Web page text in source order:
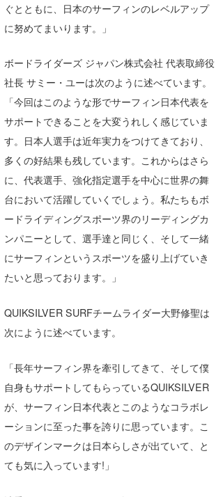
ぐとともに、日本のサーフィンのレベルアップ
に努めてまいります。」
ボードライダーズ ジャパン株式会社 代表取締役
社長 サミー・ユーは次のように述べています。
「今回はこのような形でサーフィン日本代表を
サポートできることを大変うれしく感じていま
す。日本人選手は近年実力をつけてきており、
多くの好結果も残しています。これからはさら
に、代表選手、強化指定選手を中心に世界の舞
台において活躍していくでしょう。私たちもボ
ードライディングスポーツ界のリーディングカ
ンパニーとして、選手達と同じく、そして一緒
にサーフィンというスポーツを盛り上げていき
たいと思っております。」
QUIKSILVER SURFチームライダー大野修聖は
次にように述べています。
「長年サーフィン界を牽引してきて、そして僕
自身もサポートしてもらっているQUIKSILVER
が、サーフィン日本代表とこのようなコラボレ
ーションに至った事を誇りに思っています。こ
のデザインマークは日本らしさが出ていて、と
ても気に入っています!」
上條将美
唐澤予報士
SancheZ
米山予報士
予報士 hiro.
Mr.K
chappy
Romisea